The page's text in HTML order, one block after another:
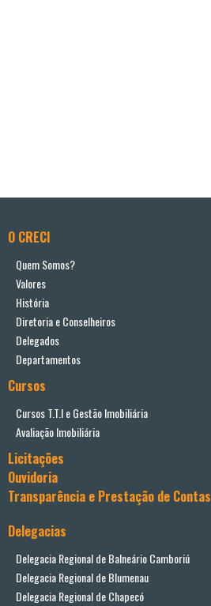
O CRECI
Quem Somos?
Valores
História
Diretoria e Conselheiros
Delegados
Departamentos
Cursos
Cursos T.T.I e Gestão Imobiliária
Avaliação Imobiliária
Licitações
Ouvidoria
Transparência e Prestação de Contas
Delegacias
Delegacia Regional de Balneário Camboriú
Delegacia Regional de Blumenau
Delegacia Regional de Chapecó